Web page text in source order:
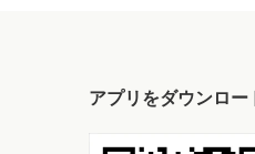
アプリをダウンロー